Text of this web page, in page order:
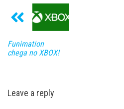
Funimation
chega no XBOX!
Leave a reply